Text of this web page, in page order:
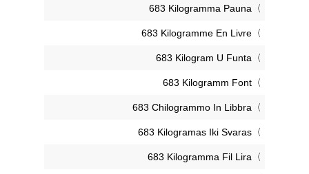
‎683 Kilogramma Pauna
‎683 Kilogramme En Livre
‎683 Kilogram U Funta
‎683 Kilogramm Font
‎683 Chilogrammo In Libbra
‎683 Kilogramas Iki Svaras
‎683 Kilogramma Fil Lira